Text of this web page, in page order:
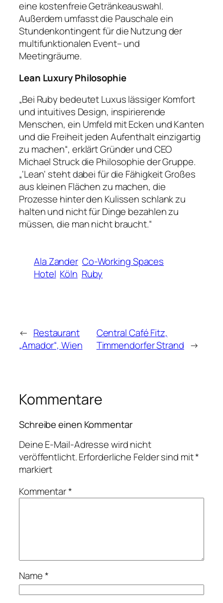
eine kostenfreie Getränkeauswahl.
Außerdem umfasst die Pauschale ein
Stundenkontingent für die Nutzung der
multifunktionalen Event– und
Meetingräume.
Lean Luxury Philosophie
„Bei Ruby bedeutet Luxus lässiger Komfort
und intuitives Design, inspirierende
Menschen, ein Umfeld mit Ecken und Kanten
und die Freiheit jeden Aufenthalt einzigartig
zu machen“, erklärt Gründer und CEO
Michael Struck die Philosophie der Gruppe.
„‘Lean‘ steht dabei für die Fähigkeit Großes
aus kleinen Flächen zu machen, die
Prozesse hinter den Kulissen schlank zu
halten und nicht für Dinge bezahlen zu
müssen, die man nicht braucht.“
Ala Zander Co-Working Spaces
Hotel Köln Ruby
← Restaurant
„Amador“, Wien
Central Café Fitz,
Timmendorfer Strand →
Kommentare
Schreibe einen Kommentar
Deine E-Mail-Adresse wird nicht
veröffentlicht.Erforderliche Felder sind mit*
markiert
Kommentar*
Name*